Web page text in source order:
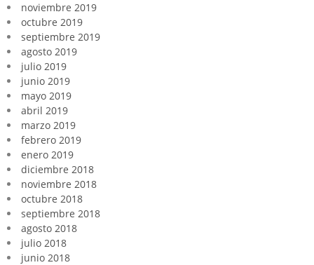
noviembre 2019
octubre 2019
septiembre 2019
agosto 2019
julio 2019
junio 2019
mayo 2019
abril 2019
marzo 2019
febrero 2019
enero 2019
diciembre 2018
noviembre 2018
octubre 2018
septiembre 2018
agosto 2018
julio 2018
junio 2018